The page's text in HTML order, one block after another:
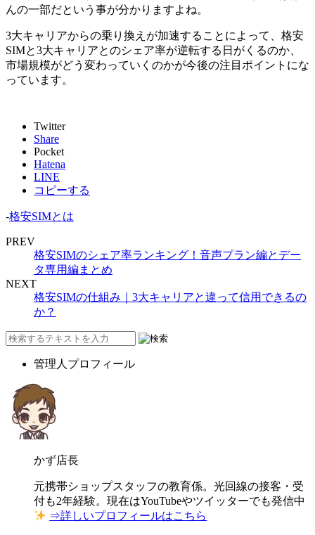
んの一部だという事が分かりますよね。
3大キャリアからの乗り換えが加速することによって、格安
SIMと3大キャリアとのシェア率が逆転する日がくるのか、
市場規模がどう変わっていくのかが今後の注目ポイントにな
っています。
Twitter
Share
Pocket
Hatena
LINE
コピーする
-格安SIMとは
PREV
格安SIMのシェア率ランキング！音声プラン編とデー
タ専用編まとめ
NEXT
格安SIMの仕組み｜3大キャリアと違って信用できるの
か？
管理人プロフィール
かず店長
元携帯ショップスタッフの教育係。光回線の接客・受
付も2年経験。現在はYouTubeやツイッターでも発信中
⇒詳しいプロフィールはこちら